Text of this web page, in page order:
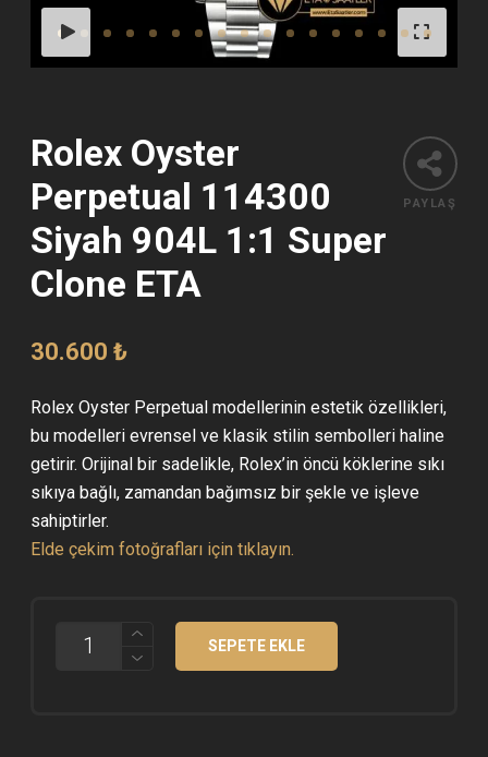
PAYLAŞ
Rolex Oyster
Perpetual 114300
Siyah 904L 1:1 Super
Clone ETA
30.600₺
Rolex Oyster Perpetual modellerinin estetik özellikleri,
bu modelleri evrensel ve klasik stilin sembolleri haline
getirir. Orijinal bir sadelikle, Rolex’in öncü köklerine sıkı
sıkıya bağlı, zamandan bağımsız bir şekle ve işleve
sahiptirler.
Elde çekim fotoğrafları için tıklayın.
OYSTER
SEPETE EKLE